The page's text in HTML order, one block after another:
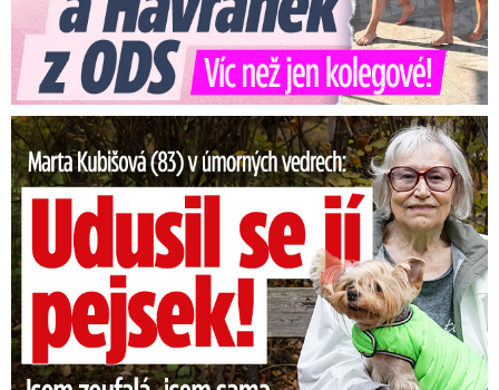
Marta Kubišová (83) v úmorných vedrech: Udusil se jí pejsek!